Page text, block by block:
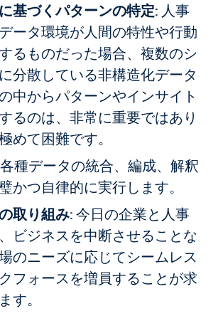
基づくパターンの特定: 人事
ータ環境が人間の特性や行動
るものだった場合、複数のシ
分散している非構造化データ
中からパターンやインサイト
るのは、非常に重要ではあり
めて困難です。
種データの統合、編成、解釈
かつ自律的に実行します。
取り組み: 今日の企業と人事
ビジネスを中断させることな
のニーズに応じてシームレス
フォースを増員することが求
す。